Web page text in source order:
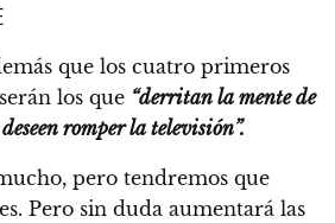
que los cuatro primeros
los que “derritan la mente de
romper la televisión”.
pero tendremos que
Pero sin duda aumentará las